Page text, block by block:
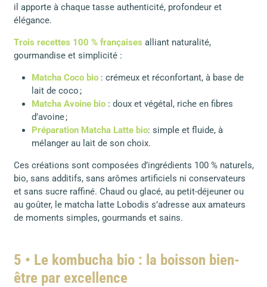
il apporte à chaque tasse authenticité, profondeur et
élégance.
Trois recettes 100 % françaises alliant naturalité,
gourmandise et simplicité :
Matcha Coco bio: crémeux et réconfortant, à base de
lait de coco ;
Matcha Avoine bio: doux et végétal, riche en fibres
d’avoine ;
Préparation Matcha Latte bio: simple et fluide, à
mélanger au lait de son choix.
Ces créations sont composées d’ingrédients 100 % naturels,
bio, sans additifs, sans arômes artificiels ni conservateurs
et sans sucre raffiné. Chaud ou glacé, au petit-déjeuner ou
au goûter, le matcha latte Lobodis s’adresse aux amateurs
de moments simples, gourmands et sains.
5 • Le kombucha bio : la boisson bien-
être par excellence